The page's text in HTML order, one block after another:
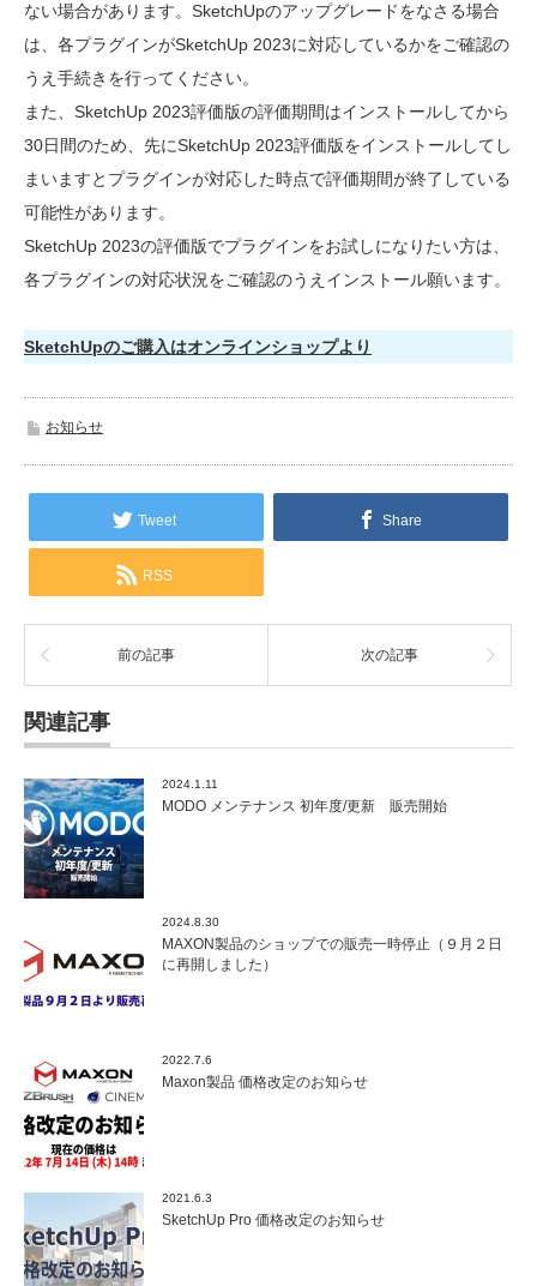
ない場合があります。SketchUpのアップグレードをなさる場合
は、各プラグインがSketchUp 2023に対応しているかをご確認の
うえ手続きを行ってください。
また、SketchUp 2023評価版の評価期間はインストールしてから
30日間のため、先にSketchUp 2023評価版をインストールしてし
まいますとプラグインが対応した時点で評価期間が終了している
可能性があります。
SketchUp 2023の評価版でプラグインをお試しになりたい方は、
各プラグインの対応状況をご確認のうえインストール願います。
SketchUpのご購入はオンラインショップより
お知らせ
Tweet Share
RSS
前の記事 次の記事
関連記事
2024.1.11
MODO メンテナンス 初年度/更新 販売開始
2024.8.30
MAXON製品のショップでの販売一時停止（９月２日
に再開しました）
2022.7.6
Maxon製品 価格改定のお知らせ
2021.6.3
SketchUp Pro 価格改定のお知らせ